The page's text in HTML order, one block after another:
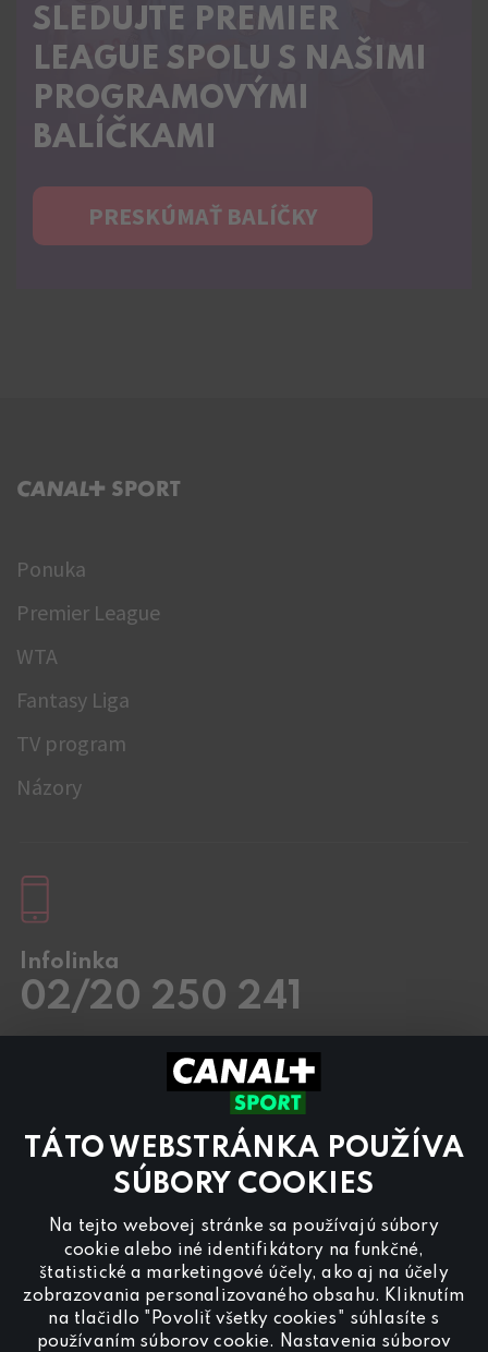
TÁTO WEBSTRÁNKA POUŽÍVA
SÚBORY COOKIES
Na tejto webovej stránke sa používajú súbory
cookie alebo iné identifikátory na funkčné,
štatistické a marketingové účely, ako aj na účely
zobrazovania personalizovaného obsahu. Kliknutím
na tlačidlo "Povoliť všetky cookies" súhlasíte s
používaním súborov cookie. Nastavenia súborov
SLEDUJTE PREMIER
LEAGUE SPOLU S NAŠIMI
PROGRAMOVÝMI
BALÍČKAMI
PRESKÚMAŤ BALÍČKY
C+ SPORT
Ponuka
Premier League
WTA
Fantasy Liga
TV program
Názory
Infolinka
02/20 250 241
8.00 – 18:00
Preinzerciu na programe CANAL+ Sportnás
kontaktujte nareklama@canalplus.cz
Našu redakciu kontaktujete na
redakce@canalplus.cz